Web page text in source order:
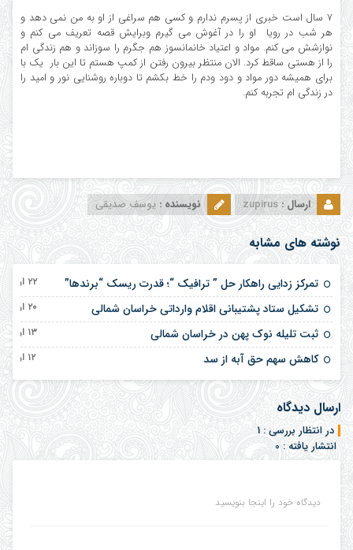
۷ سال است خبری از پسرم ندارم و کسی هم سراغی از او به من نمی دهد و
هر شب در رویا او را در آغوش می گیرم وبرایش قصه تعریف می کنم و
نوازشش می کنم. مواد و اعتیاد خانمانسوز هم جگرم را سوزاند و هم زندگی ام‌
را از هستی ساقط کرد. الان منتظر بیرون رفتن از کمپ هستم تا این بار یک با
برای همیشه دور مواد و دود ودم را خط بکشم تا دوباره روشنایی نور و امید را
در زندگی ام تجربه کنم.
ارسال : zupirus نویسنده : یوسف صدیقی
نوشته های مشابه
تمرکز زدایی راهکار حل ” ترافیک “؛ قدرت ریسک “برندها” ۲۲ اردیبهشت ۱۴۰۵
تشکیل ستاد پشتیبانی اقلام وارداتی خراسان شمالی ۲۰ اردیبهشت ۱۴۰۵
ثبت تلیله نوک پهن در خراسان شمالی ۱۳ اردیبهشت ۱۴۰۵
کاهش سهم حق آبه از سد ۱۲ اردیبهشت ۱۴۰۵
ارسال دیدگاه
در انتظار بررسی : 1
انتشار یافته : 0
دیدگاه خود را اینجا بنویسید